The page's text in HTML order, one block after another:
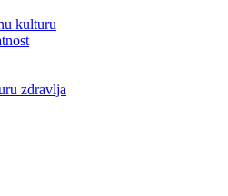
kulturu
zdravlja